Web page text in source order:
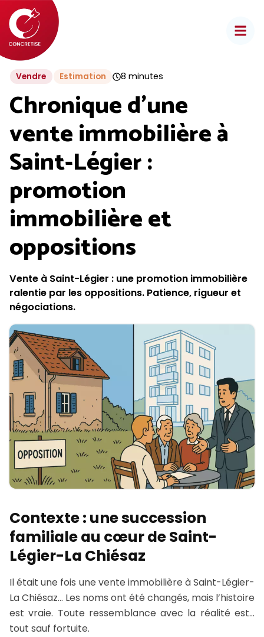
Aller
au
contenu
Vendre Estimation 8 minutes
Chronique d’une
vente immobilière à
Saint-Légier :
promotion
immobilière et
oppositions
Vente à Saint-Légier : une promotion immobilière
ralentie par les oppositions. Patience, rigueur et
négociations.
Contexte : une succession
familiale au cœur de Saint-
Légier-La Chiésaz
Il était une fois une vente immobilière à Saint-Légier-
La Chiésaz… Les noms ont été changés, mais l’histoire
est vraie. Toute ressemblance avec la réalité est…
tout sauf fortuite.